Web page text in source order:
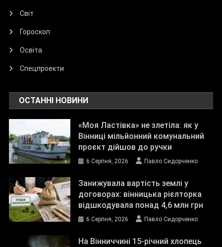
Світ
Гороскоп
Освіта
Спецпроекти
ОСТАННІ НОВИНИ
«Моя Ластівка» не злетіла: як у
Вінниці мільйонний комунальний
проєкт дійшов до ручки
6 Серпня, 2026 Павло Сидорченко
Занижувала вартість землі у
договорах: вінницька рієлторка
відшкодувала понад 4,6 млн грн
6 Серпня, 2026 Павло Сидорченко
На Вінниччині 15-річний хлопець